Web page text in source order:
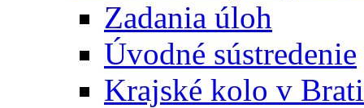
Zadania úloh
Úvodné sústredenie
Krajské kolo v